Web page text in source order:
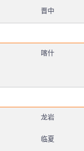
晋中
喀什
龙岩
临夏